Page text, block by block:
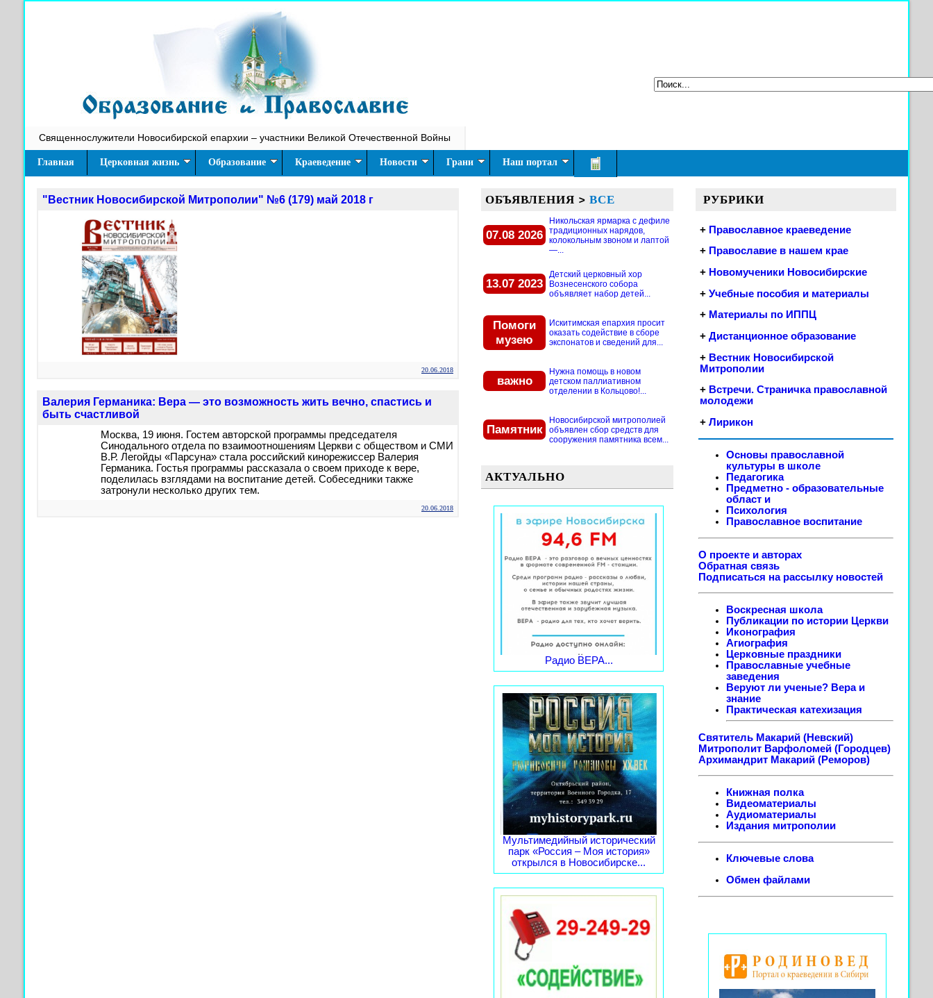
Священнослужители Новосибирской епархии – участники Великой Отечественной Войны
Главная Церковная жизнь Образование Краеведение Новости Грани Наш портал
"Вестник Новосибирской Митрополии" №6 (179) май 2018 г
20.06.2018
Валерия Германика: Вера — это возможность жить вечно, спастись и
быть счастливой
Москва, 19 июня. Гостем авторской программы председателя
Синодального отдела по взаимоотношениям Церкви с обществом и СМИ
В.Р. Легойды «Парсуна» стала российский кинорежиссер Валерия
Германика. Гостья программы рассказала о своем приходе к вере,
поделилась взглядами на воспитание детей. Собеседники также
затронули несколько других тем.
20.06.2018
ОБЪЯВЛЕНИЯ > ВСЕ
07.08 2026
Никольская ярмарка с дефиле
традиционных нарядов,
колокольным звоном и лаптой
—...
13.07 2023
Детский церковный хор
Вознесенского собора
объявляет набор детей...
Помоги
музею
Искитимская епархия просит
оказать содействие в сборе
экспонатов и сведений для...
важно
Нужна помощь в новом
детском паллиативном
отделении в Кольцово!...
Памятник
Новосибирской митрополией
объявлен сбор средств для
сооружения памятника всем...
АКТУАЛЬНО
Радио ВЕРА...
Мультимедийный исторический
парк «Россия – Моя история»
открылся в Новосибирске...
РУБРИКИ
+ Православное краеведение
+ Православие в нашем крае
+ Новомученики Новосибирские
+ Учебные пособия и материалы
+ Материалы по ИППЦ
+ Дистанционное образование
+ Вестник Новосибирской
Митрополии
+ Встречи. Страничка православной
молодежи
+ Лирикон
Основы православной
культуры в школе
Педагогика
Предметно - образовательные
област и
Психология
Православное воспитание
О проекте и авторах
Обратная связь
Подписаться на рассылку новостей
Воскресная школа
Публикации по истории Церкви
Иконография
Агиография
Церковные праздники
Православные учебные
заведения
Веруют ли ученые? Вера и
знание
Практическая катехизация
Святитель Макарий (Невский)
Митрополит Варфоломей (Городцев)
Архимандрит Макарий (Реморов)
Книжная полка
Видеоматериалы
Аудиоматериалы
Издания митрополии
Ключевые слова
Обмен файлами